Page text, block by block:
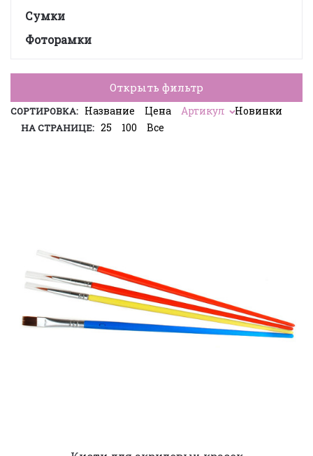
Сумки
Фоторамки
Открыть фильтр
СОРТИРОВКА: Название Цена Артикул Новинки
НА СТРАНИЦЕ: 25 100 Все